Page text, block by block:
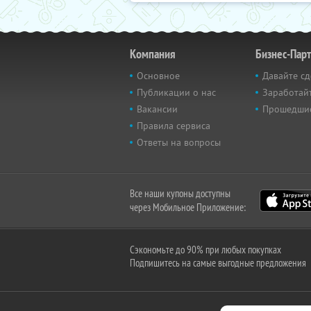
Компания
Основное
Публикации о нас
Вакансии
Правила сервиса
Ответы на вопросы
Бизнес-
Давайте
Все наши купоны доступны
через Мобильное Приложение:
Сэкономьте до 90% при любых покупках
Подпишитесь на самые выгодные предложения